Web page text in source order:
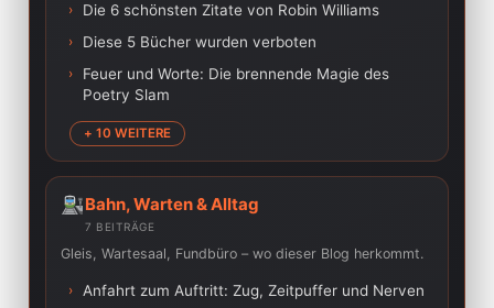
› Die 6 schönsten Zitate von Robin Williams
› Diese 5 Bücher wurden verboten
›
Feuer und Worte: Die brennende Magie des
Poetry Slam
+ 10 WEITERE
Bahn, Warten & Alltag
7 BEITRÄGE
Gleis, Wartesaal, Fundbüro – wo dieser Blog herkommt.
› Anfahrt zum Auftritt: Zug, Zeitpuffer und Nerven